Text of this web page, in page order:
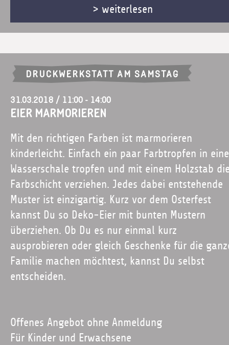
> weiterlesen
DRUCKWERKSTATT AM SAMSTAG
31.03.2018 / 11:00 - 14:00
Eier marmorieren
Mit den richtigen Farben ist marmorieren
kinderleicht. Einfach ein paar Farbtropfen in eine
Wasserschale tropfen und mit einem Holzstab
Farbschicht verziehen. Jedes dabei entstehende
Muster ist einzigartig. Kurz vor dem Osterfest
kannst Du so Deko-Eier mit bunten Mustern
überziehen. Ob Du es nur einmal kurz
ausprobieren oder gleich Geschenke für die
Familie machen möchtest, kannst Du selbst
entscheiden.
Offenes Angebot ohne Anmeldung
Für Kinder und Erwachsene